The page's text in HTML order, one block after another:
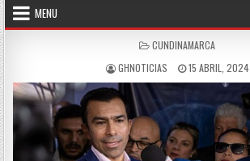
MENU
POSTED
CUNDINAMARCA
AUTHOR:
GHNOTICIAS
PUBLISHED
DATE:
15 ABRIL, 2024